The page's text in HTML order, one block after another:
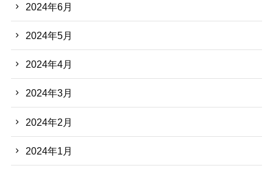
2024年6月
2024年5月
2024年4月
2024年3月
2024年2月
2024年1月